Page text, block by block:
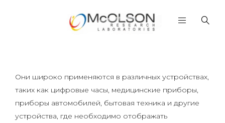
Они широко применяются в различных устройствах,
таких как цифровые часы, медицинские приборы,
приборы автомобилей, бытовая техника и другие
устройства, где необходимо отображать